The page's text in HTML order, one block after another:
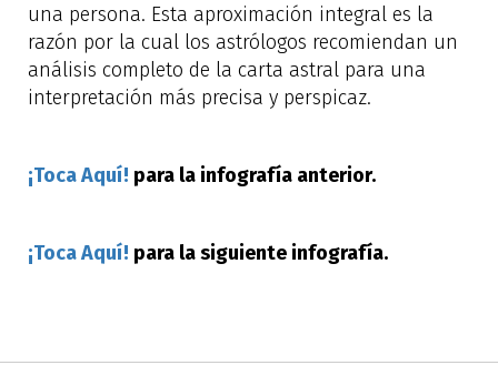
una persona. Esta aproximación integral es la
razón por la cual los astrólogos recomiendan un
análisis completo de la carta astral para una
interpretación más precisa y perspicaz.
¡Toca Aquí! para la infografía anterior.
¡Toca Aquí! para la siguiente infografía.